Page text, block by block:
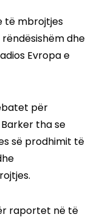
të mbrojtjes
dhe
Evropa e
për
tha se
së prodhimit të
raportet në të